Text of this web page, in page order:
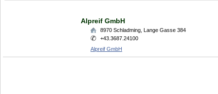
Alpreif GmbH
8970 Schladming Lange Gasse 384
+43.3687.24100
Alpreif GmbH